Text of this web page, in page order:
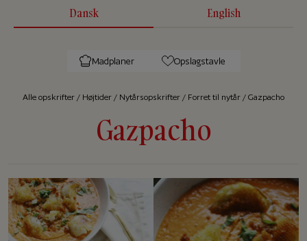
Dansk English
Madplaner Opslagstavle
Alle op­skrif­ter / Højtider / Nytårsopskrifter / Forret til nytår / Gazpacho
Gazpacho